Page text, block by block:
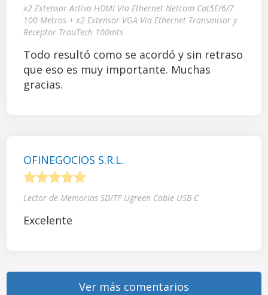
x2 Extensor Activo HDMI Vía Ethernet Netcom Cat5E/6/7
100 Metros + x2 Extensor VGA Vía Ethernet Transmisor y
Receptor TrauTech 100mts
Todo resultó como se acordó y sin retraso
que eso es muy importante. Muchas
gracias.
OFINEGOCIOS S.R.L.
Lector de Memorias SD/TF Ugreen Cable USB C
Excelente
Ver más comentarios